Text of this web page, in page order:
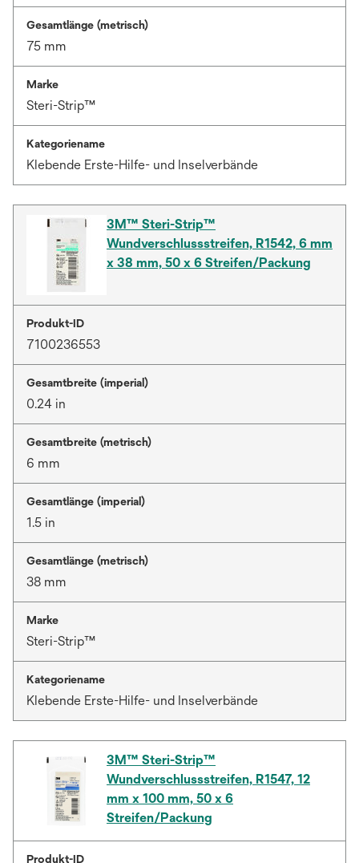
Gesamtlänge (metrisch)
75 mm
Marke
Steri-Strip™
Kategoriename
Klebende Erste-Hilfe- und Inselverbände
3M™ Steri-Strip™
Wundverschlussstreifen, R1542, 6 mm
x 38 mm, 50 x 6 Streifen/Packung
Produkt-ID
7100236553
Gesamtbreite (imperial)
0.24 in
Gesamtbreite (metrisch)
6 mm
Gesamtlänge (imperial)
1.5 in
Gesamtlänge (metrisch)
38 mm
Marke
Steri-Strip™
Kategoriename
Klebende Erste-Hilfe- und Inselverbände
3M™ Steri-Strip™
Wundverschlussstreifen, R1547, 12
mm x 100 mm, 50 x 6
Streifen/Packung
Produkt-ID